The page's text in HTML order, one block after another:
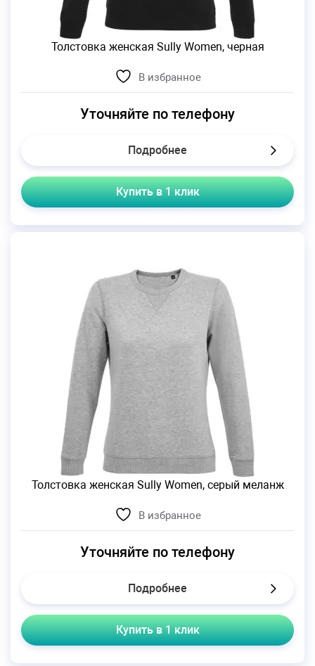
Толстовка женская Sully Women, черная
В избранное
Уточняйте по телефону
Подробнее
Купить в 1 клик
Толстовка женская Sully Women, серый меланж
В избранное
Уточняйте по телефону
Подробнее
Купить в 1 клик